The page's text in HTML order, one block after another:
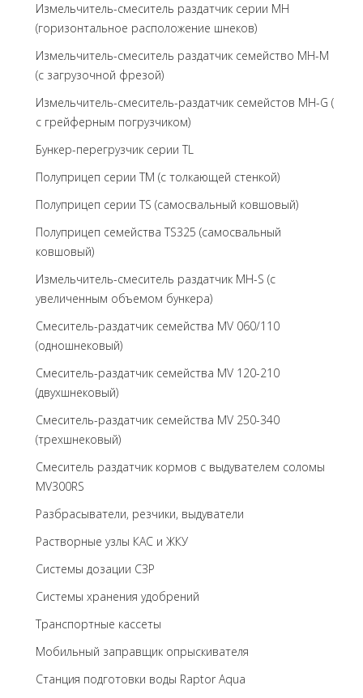
Измельчитель-смеситель раздатчик серии MH
(горизонтальное расположение шнеков)
Измельчитель-смеситель раздатчик семейство MH-M
(с загрузочной фрезой)
Измельчитель-смеситель-раздатчик семейстов MH-G (
с грейферным погрузчиком)
Бункер-перегрузчик серии TL
Полуприцеп серии TM (с толкающей стенкой)
Полуприцеп серии TS (самосвальный ковшовый)
Полуприцеп семейства TS325 (самосвальный
ковшовый)
Измельчитель-смеситель раздатчик MH-S (с
увеличенным объемом бункера)
Смеситель-раздатчик семейства MV 060/110
(одношнековый)
Смеситель-раздатчик семейства MV 120-210
(двухшнековый)
Смеситель-раздатчик семейства MV 250-340
(трехшнековый)
Cмеситель раздатчик кормов с выдувателем соломы
MV300RS
Разбрасыватели, резчики, выдуватели
Растворные узлы КАС и ЖКУ
Системы дозации СЗР
Системы хранения удобрений
Транспортные кассеты
Мобильный заправщик опрыскивателя
Станция подготовки воды Raptor Aqua